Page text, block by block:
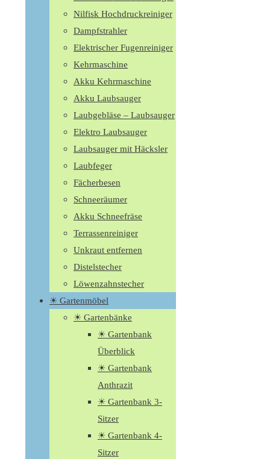
Nilfisk Hochdruckreiniger
Dampfstrahler
Elektrischer Fugenreiniger
Kehrmaschine
Akku Kehrmaschine
Akku Laubsauger
Laubgebläse – Laubsauger
Elektro Laubsauger
Laubsauger mit Häcksler
Laubfeger
Fächerbesen
Schneeräumer
Akku Schneefräse
Terrassenreiniger
Unkraut entfernen
Distelstecher
Löwenzahnstecher
☀ Gartenmöbel
☀ Gartenbänke
☀ Gartenbank
Überblick
☀ Gartenbank
Anthrazit
☀ Gartenbank 3-
Sitzer
☀ Gartenbank 4-
Sitzer